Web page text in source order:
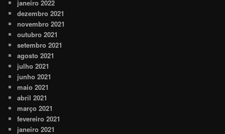
janeiro 2022
dezembro 2021
novembro 2021
outubro 2021
setembro 2021
agosto 2021
julho 2021
junho 2021
maio 2021
abril 2021
março 2021
fevereiro 2021
janeiro 2021